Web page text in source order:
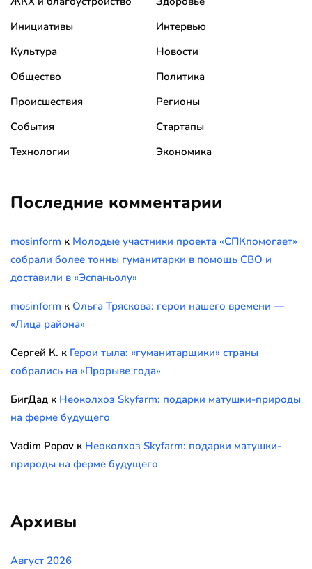
Инициативы
Интервью
Культура
Новости
Общество
Политика
Происшествия
Регионы
События
Стартапы
Технологии
Экономика
Последние комментарии
mosinform к Молодые участники проекта «СПКпомогает»
собрали более тонны гуманитарки в помощь СВО и
доставили в «Эспаньолу»
mosinform к Ольга Тряскова: герои нашего времени —
«Лица района»
Сергей К. к Герои тыла: «гуманитарщики» страны
собрались на «Прорыве года»
БигДад к Неоколхоз Skyfarm: подарки матушки-природы
на ферме будущего
Vadim Popov к Неоколхоз Skyfarm: подарки матушки-
природы на ферме будущего
Архивы
Август 2026